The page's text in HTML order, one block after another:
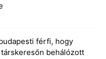
férfi, hogy
behálózott